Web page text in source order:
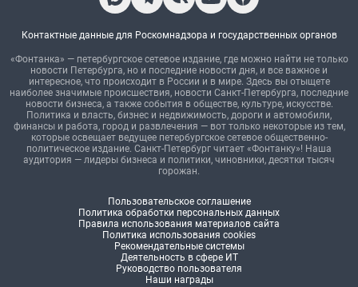
Контактные данные для Роскомнадзора и государственных органов
«Фонтанка» — петербургское сетевое издание, где можно найти не только
новости Петербурга, но и последние новости дня, и все важное и
интересное, что происходит в России и в мире. Здесь вы отыщете
наиболее значимые происшествия, новости Санкт-Петербурга, последние
новости бизнеса, а также события в обществе, культуре, искусстве.
Политика и власть, бизнес и недвижимость, дороги и автомобили,
финансы и работа, город и развлечения — вот только некоторые из тем,
которые освещает ведущее петербургское сетевое общественно-
политическое издание. Санкт-Петербург читает «Фонтанку»! Наша
аудитория — лидеры бизнеса и политики, чиновники, десятки тысяч
горожан.
Пользовательское соглашение
Политика обработки персональных данных
Правила использования материалов сайта
Политика использования cookies
Рекомендательные системы
Деятельность в сфере ИТ
Руководство пользователя
Наши награды